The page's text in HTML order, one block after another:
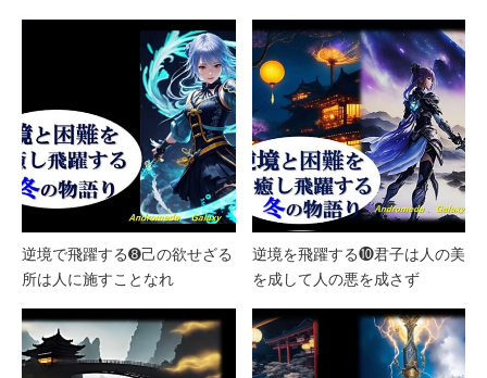
逆境で飛躍する➑己の欲せざる
所は人に施すことなれ
逆境を飛躍する❿君子は人の美
を成して人の悪を成さず